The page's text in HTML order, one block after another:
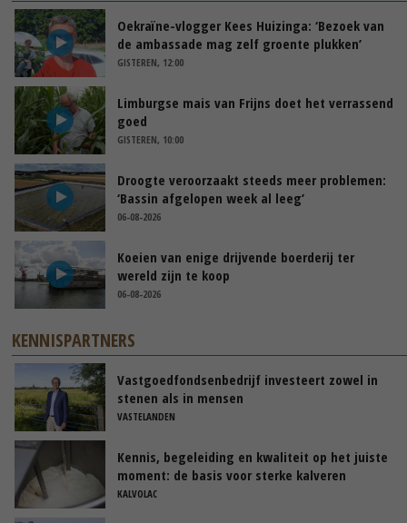
Oekraïne-vlogger Kees Huizinga: ‘Bezoek van
de ambassade mag zelf groente plukken’
GISTEREN, 12:00
Limburgse mais van Frijns doet het verrassend
goed
GISTEREN, 10:00
Droogte veroorzaakt steeds meer problemen:
‘Bassin afgelopen week al leeg’
06-08-2026
Koeien van enige drijvende boerderij ter
wereld zijn te koop
06-08-2026
KENNISPARTNERS
Vastgoedfondsenbedrijf investeert zowel in
stenen als in mensen
VASTELANDEN
Kennis, begeleiding en kwaliteit op het juiste
moment: de basis voor sterke kalveren
KALVOLAC